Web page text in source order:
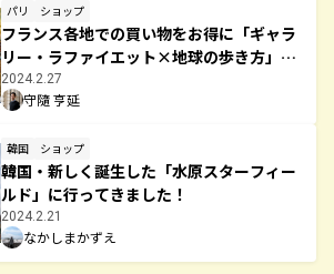
パリ ショップ
フランス各地での買い物をお得に「ギャラ
リー・ラファイエット×地球の歩き方」ク
ーポン2024年版
2024.2.27
守隨 亨延
韓国 ショップ
韓国・新しく誕生した「水原スターフィー
ルド」に行ってきました！
2024.2.21
なかしまかずえ